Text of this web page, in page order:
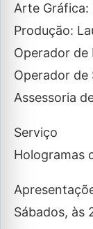
Arte Gráfica:
Produção:
Operador de
Operador de
Assessoria
Serviço
Hologramas
Sábados, às